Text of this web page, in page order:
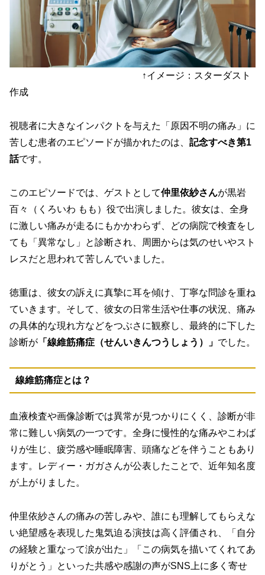
↑イメージ：スターダスト
作成
視聴者に大きなインパクトを与えた「原因不明の痛み」に
苦しむ患者のエピソードが描かれたのは、 記念すべき第1
話です。
このエピソードでは、ゲストとして仲里依紗さんが黒岩
百々（くろいわ もも）役で出演しました。彼女は、全身
に激しい痛みが走るにもかかわらず、どの病院で検査をし
ても「異常なし」と診断され、周囲からは気のせいやスト
レスだと思われて苦しんでいました。
徳重は、彼女の訴えに真摯に耳を傾け、丁寧な問診を重ね
ていきます。そして、彼女の日常生活や仕事の状況、痛み
の具体的な現れ方などをつぶさに観察し、最終的に下した
診断が 「線維筋痛症（せんいきんつうしょう）」 でした。
線維筋痛症とは？
血液検査や画像診断では異常が見つかりにくく、診断が非
常に難しい病気の一つです。全身に慢性的な痛みやこわば
りが生じ、疲労感や睡眠障害、頭痛などを伴うこともあり
ます。レディー・ガガさんが公表したことで、近年知名度
が上がりました。
仲里依紗さんの痛みの苦しみや、誰にも理解してもらえな
い絶望感を表現した鬼気迫る演技は高く評価され、「自分
の経験と重なって涙が出た」「この病気を描いてくれてあ
りがとう」といった共感や感謝の声がSNS上に多く寄せ